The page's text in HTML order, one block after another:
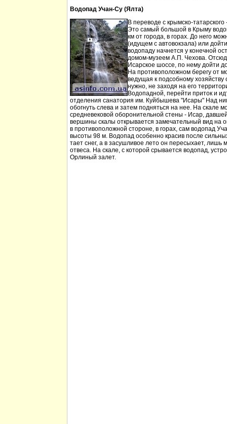
Водопад Учан-Су (Ялта)
В переводе с крымско-
Это самый большой в Крыму
км от города, в горах. До него
(идущем с автовокзала) или
водопаду начнется у конечной
домом-музеем А.П. Чехова.
Исарское шоссе, по нему дойти
На противоположном берегу от
ведущая к подсобному
нужно, не заходя на его
Водопадной, перейти приток и
отделения санатория им. Куйбышева "Исары" Над
обогнуть слева и затем подняться на нее. На скале
средневековой оборонительной стены - Исар,
вершины скалы открывается замечательный вид на
в противоположной стороне, в горах, сам водопад
высоты 98 м. Водопад особенно красив после
тает снег, а в засушливое лето он пересыхает, лишь
отвеса. На скале, с которой срывается водопад,
Орлиный залет.